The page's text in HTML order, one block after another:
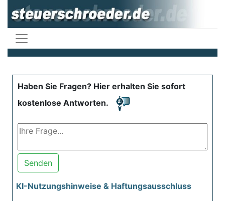
Haben Sie Fragen? Hier erhalten Sie sofort
kostenlose Antworten.
Senden
KI-Nutzungshinweise & Haftungsausschluss